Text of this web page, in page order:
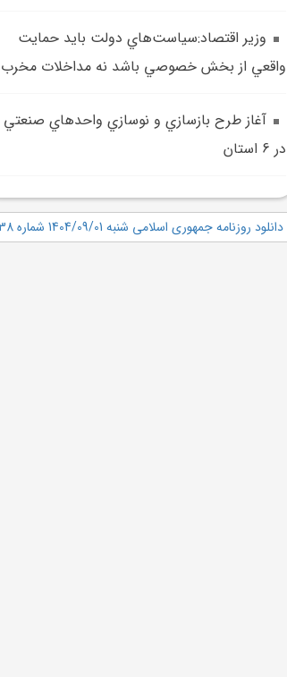
وزير اقتصاد:سياست‌هاي دولت بايد حمايت
واقعي از بخش خصوصي باشد نه مداخلات مخرب
آغاز طرح بازسازي و نوسازي واحد‌هاي صنعتي
در 6 استان
دانلود روزنامه جمهوری اسلامی شنبه 1404/09/01 شماره 13238